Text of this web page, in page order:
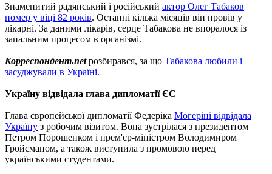
Знаменитий радянський і російський актор Олег Табаков
помер у віці 82 років. Останні кілька місяців він провів у
лікарні. За даними лікарів, серце Табакова не впоралося із
запальним процесом в організмі.
Корреспондент.netрозбирався, за що Табакова любили і
засуджували в Україні.
Україну відвідала глава дипломатії ЄС
Глава європейської дипломатії Федеріка Могеріні відвідала
Україну з робочим візитом. Вона зустрілася з президентом
Петром Порошенком і прем'єр-міністром Володимиром
Гройсманом, а також виступила з промовою перед
українськими студентами.